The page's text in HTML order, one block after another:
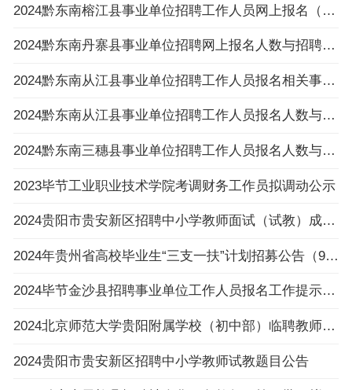
2024黔东南榕江县事业单位招聘工作人员网上报名（以缴费为准）不足3:1比例岗位一览表（截止
2024黔东南丹寨县事业单位招聘网上报名人数与招聘岗位计划人数达不到3:1比例岗位公示
2024黔东南从江县事业单位招聘工作人员报名相关事项温馨提示
2024黔东南从江县事业单位招聘工作人员报名人数与招聘岗位计划人数达不到3：1比例岗位（以
2024黔东南三穗县事业单位招聘工作人员报名人数与招聘岗位计划人数达不到3:1比例的岗位公布
2023毕节工业职业技术学院考调财务工作员拟调动公示
2024贵阳市贵安新区招聘中小学教师面试（试教）成绩、总成绩及进入体检人员名单及体检相关
2024年贵州省高校毕业生“三支一扶”计划招募公告（992人|3.6-3.8报名|3.30笔试）
2024毕节金沙县招聘事业单位工作人员报名工作提示的公告
2024北京师范大学贵阳附属学校（初中部）临聘教师招聘公告（4人|2.23-2.29报名）
2024贵阳市贵安新区招聘中小学教师试教题目公告